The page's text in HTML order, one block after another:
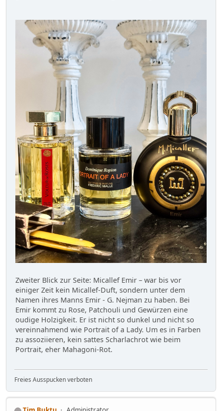
Zweiter Blick zur Seite: Micallef Emir – war bis vor
einiger Zeit kein Micallef-Duft, sondern unter dem
Namen ihres Manns Emir - G. Nejman zu haben. Bei
Emir kommt zu Rose, Patchouli und Gewürzen eine
oudige Holzigkeit. Er ist nicht so dunkel und nicht so
vereinnahmend wie Portrait of a Lady. Um es in Farben
zu assoziieren, kein sattes Scharlachrot wie beim
Portrait, eher Mahagoni-Rot.
Freies Ausspucken verboten